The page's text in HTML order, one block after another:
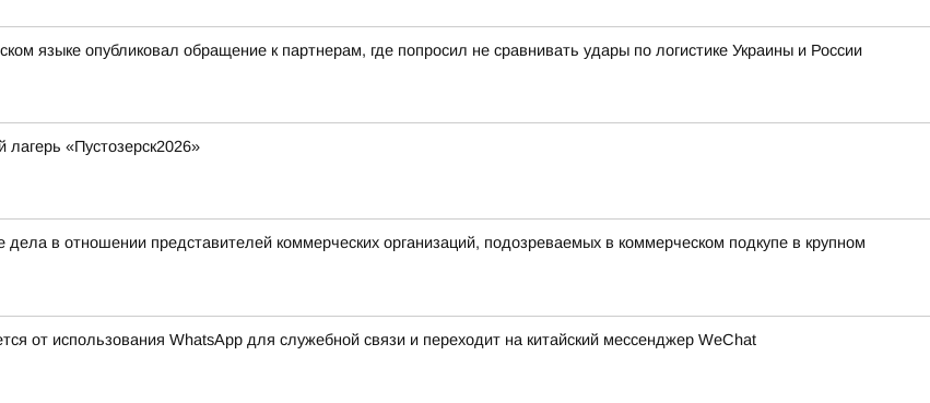
языке опубликовал обращение к партнерам, где попросил не сравнивать удары по логистике Украины и России
«Пустозерск2026»
в отношении представителей коммерческих организаций, подозреваемых в коммерческом подкупе в крупном
от использования WhatsApp для служебной связи и переходит на китайский мессенджер WeChat